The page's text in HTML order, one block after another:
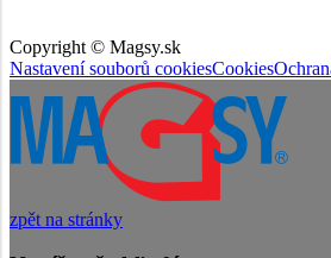
Copyright © Magsy.sk
Nastavení souborů cookiesCookies
zpět na stránky